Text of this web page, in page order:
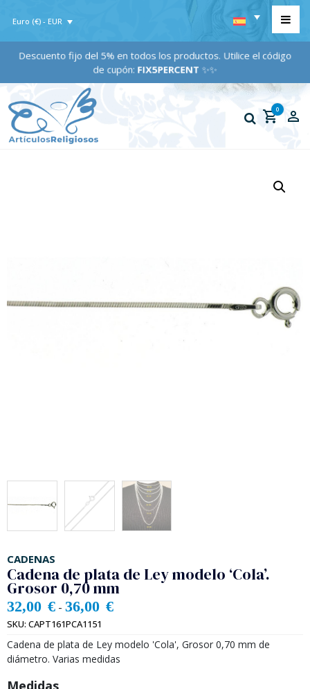
Euro (€) - EUR
Descuento fijo del 5% en todos los productos. Utilice el código
de cupón:FIX5PERCENT✨✨
0
CADENAS
Cadena de plata de Ley modelo ‘Cola’.
Grosor 0,70 mm
32,00 € - 36,00 €
SKU: CAPT161PCA1151
Cadena de plata de Ley modelo 'Cola', Grosor 0,70 mm de
diámetro. Varias medidas
Medidas